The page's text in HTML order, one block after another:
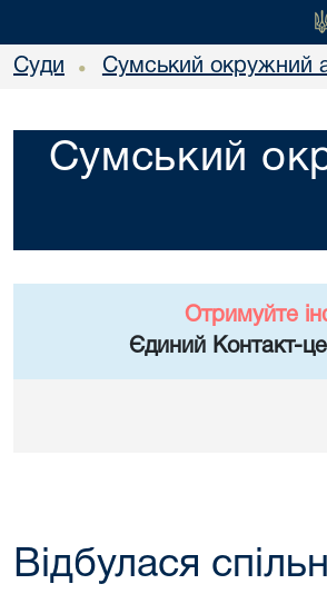
Суди • Сумський окружний
Сумський
Отримуйте
Єдиний Контакт-
Відбулася